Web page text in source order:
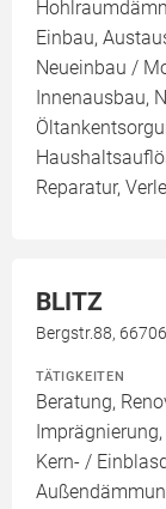
Einbau,
Neueinbau /
Innenausbau,
Reparatur,
BLITZ
Bergstr.88,
TÄTIGKEITEN
Beratung,
Kern- /